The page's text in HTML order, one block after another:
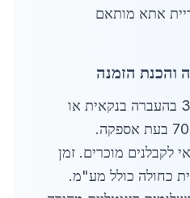
אתא מותאם
תשלום מקדמה של 30% בהעברה בנקאית או
כרטיס אשראי. יתרה 70% בעת אספקה.
ימי אשראי לקבלנים מוכרים. זמן
כחולה כולל מע"מ.